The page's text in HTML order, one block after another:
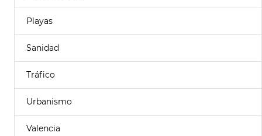
Playas
Sanidad
Tráfico
Urbanismo
Valencia